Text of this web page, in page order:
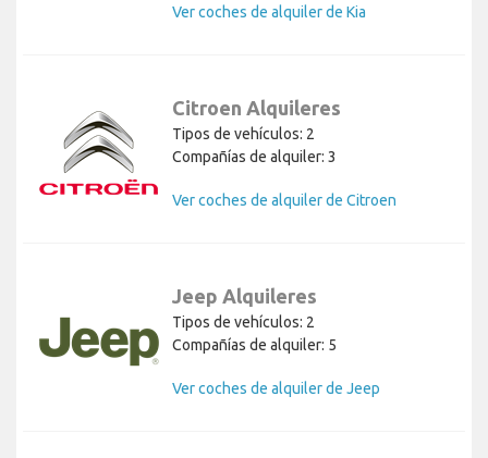
Ver coches de alquiler de Kia
Citroen Alquileres
Tipos de vehículos: 2
Compañías de alquiler: 3
Ver coches de alquiler de Citroen
Jeep Alquileres
Tipos de vehículos: 2
Compañías de alquiler: 5
Ver coches de alquiler de Jeep